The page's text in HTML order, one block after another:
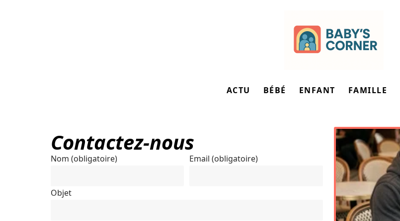
ACTU BÉBÉ ENFANT FAMILLE
Contactez-nous
Nom (obligatoire) Email (obligatoire)
Objet